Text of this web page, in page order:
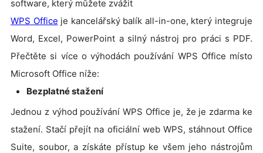
software, který můžete zvážit
WPS Office je kancelářský balík all-in-one, který integruje
Word, Excel, PowerPoint a silný nástroj pro práci s PDF.
Přečtěte si více o výhodách používání WPS Office místo
Microsoft Office níže:
Bezplatné stažení
Jednou z výhod používání WPS Office je, že je zdarma ke
stažení. Stačí přejít na oficiální web WPS, stáhnout Office
Suite, soubor, a získáte přístup ke všem jeho nástrojům